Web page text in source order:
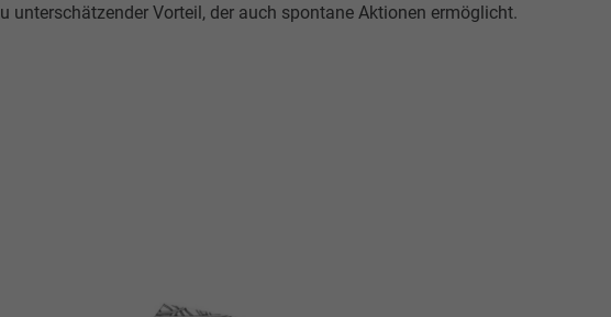
Vorteil, der auch spontane Aktionen ermöglicht.